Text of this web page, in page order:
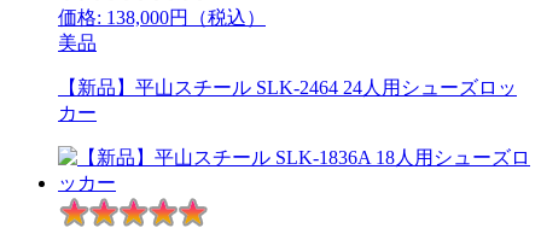
価格: 138,000円（税込）
美品
【新品】平山スチール SLK-2464 24人用シューズロッ
カー